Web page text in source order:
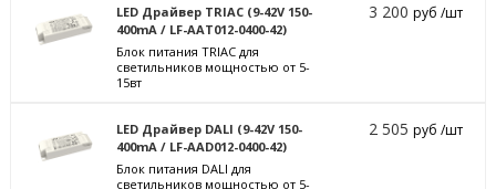
LED Драйвер TRIAC (9-42V 150-
400mA / LF-AAT012-0400-42)
Блок питания TRIAC для
светильников мощностью от 5-
15вт
3 200руб /шт
LED Драйвер DALI (9-42V 150-
400mA / LF-AAD012-0400-42)
Блок питания DALI для
светильников мощностью от 5-
2 505руб /шт